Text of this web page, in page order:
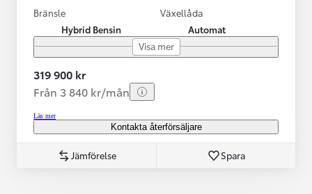
Bränsle
Hybrid Bensin
Växellåda
Automat
Visa mer
319 900 kr
Från 3 840 kr/mån
Läs mer
Kontakta återförsäljare
Jämförelse Spara